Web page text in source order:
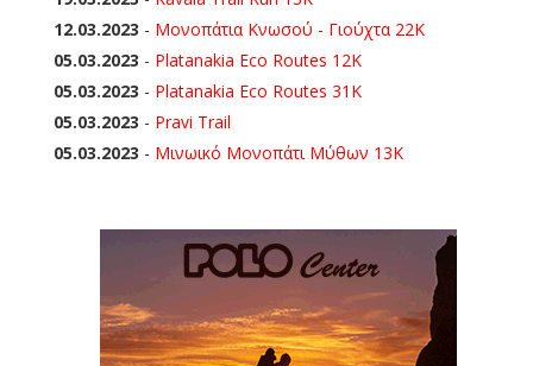
12.03.2023 - Μονοπάτια Κνωσού - Γιούχτα 22Κ
05.03.2023 - Platanakia Eco Routes 12K
05.03.2023 - Platanakia Eco Routes 31K
05.03.2023 - Pravi Trail
05.03.2023 - Μινωικό Μονοπάτι Μύθων 13Κ